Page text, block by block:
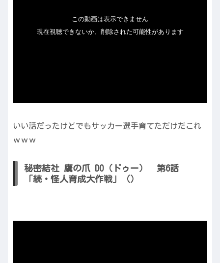
いい話だったけどでもサッカー選手育てただけだこれ
ｗｗｗ
秘密結社 鷹の爪 DO（ドゥー） 第6話
「続・怪人育成大作戦」（）